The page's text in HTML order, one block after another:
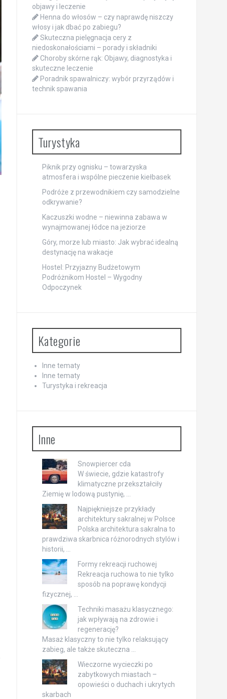
objawy i leczenie
Henna do włosów – czy naprawdę niszczy
włosy i jak dbać po zabiegu?
Skuteczna pielęgnacja cery z
niedoskonałościami – porady i składniki
Choroby skórne rąk: Objawy, diagnostyka i
skuteczne leczenie
Poradnik spawalniczy: wybór przyrządów i
technik spawania
Turystyka
Piknik przy ognisku – towarzyska
atmosfera i wspólne pieczenie kiełbasek
Podróże z przewodnikiem czy samodzielne
odkrywanie?
Kaczuszki wodne – niewinna zabawa w
wynajmowanej łódce na jeziorze
Góry, morze lub miasto: Jak wybrać idealną
destynację na wakacje
Hostel: Przyjazny Budżetowym
Podróżnikom Hostel – Wygodny
Odpoczynek
Kategorie
Inne tematy
Inne tematy
Turystyka i rekreacja
Inne
Snowpiercer cda
W świecie, gdzie katastrofy
klimatyczne przekształciły
Ziemię w lodową pustynię, …
Najpiękniejsze przykłady
architektury sakralnej w Polsce
Polska architektura sakralna to
prawdziwa skarbnica różnorodnych stylów i
historii, …
Formy rekreacji ruchowej
Rekreacja ruchowa to nie tylko
sposób na poprawę kondycji
fizycznej, …
Techniki masażu klasycznego:
jak wpływają na zdrowie i
regenerację?
Masaż klasyczny to nie tylko relaksujący
zabieg, ale także skuteczna …
Wieczorne wycieczki po
zabytkowych miastach –
opowieści o duchach i ukrytych
skarbach